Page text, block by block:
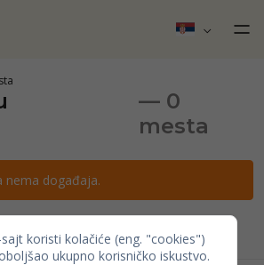
— 0
mesta
nema događaja.
koristi kolačiće (eng. "cookies")
ukupno korisničko iskustvo.